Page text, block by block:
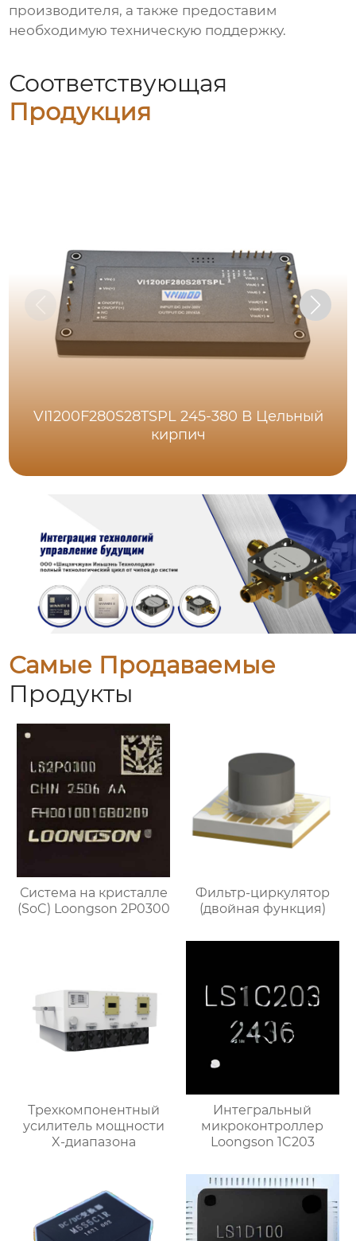
производителя, а также предоставим
необходимую техническую поддержку.
Соответствующая
Продукция
VI1200F280S28TSPL 245-380 В Цельный
кирпич
Самые Продаваемые
Продукты
Система на кристалле
(SoC) Loongson 2P0300
Фильтр-циркулятор
(двойная функция)
Трехкомпонентный
усилитель мощности
X-диапазона
Интегральный
микроконтроллер
Loongson 1C203